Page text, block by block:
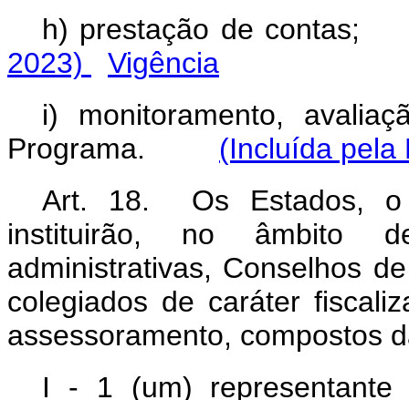
h) prestação de contas;
2023)
Vigência
i) monitoramento,
Programa.
(Incluída pela
Art. 18. Os Estados, o
instituirão, no âmbito
administrativas, Conselhos
colegiados de caráter
assessoramento, compostos
I - 1 (um) representante